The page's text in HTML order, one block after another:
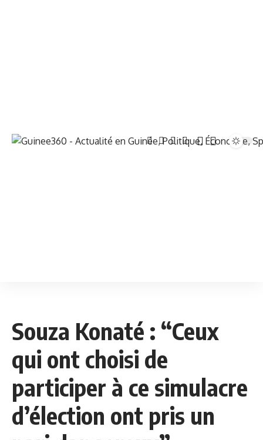
Souza Konaté : “Ceux
qui ont choisi de
participer à ce simulacre
d’élection ont pris un